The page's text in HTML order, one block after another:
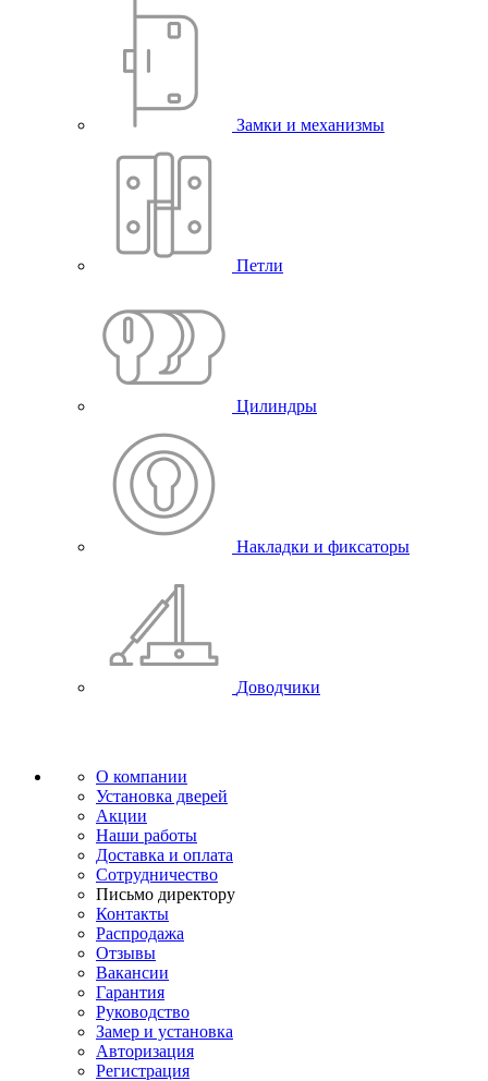
Замки и механизмы
Петли
Цилиндры
Накладки и фиксаторы
Доводчики
О компании
Установка дверей
Акции
Наши работы
Доставка и оплата
Сотрудничество
Письмо директору
Контакты
Распродажа
Отзывы
Вакансии
Гарантия
Руководство
Замер и установка
Авторизация
Регистрация